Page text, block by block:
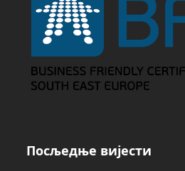
Посљедње вијести